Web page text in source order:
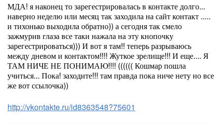
МДА! я наконец то зарегестрировалась в контакте долго...
наверно неделю или месяц так заходила на сайт контакт .....
и тихонько выходила обратно)) а сегодня так смело
зажмурив глаза все таки нажала на эту кнопочку
зарегестрироваться))) И вот я там!! теперь разрываюсь
между дневом и контактом!!!! Жуткое зрелище!!! И еще.... Я
ТАМ НИЧЕ НЕ ПОНИМАЮ!!!! (((((( Кошмар пошла
учиться... Пока! заходите!!! там правда пока ниче нету но все
же вот ссылочка))
http://vkontakte.ru/id8363548?75601